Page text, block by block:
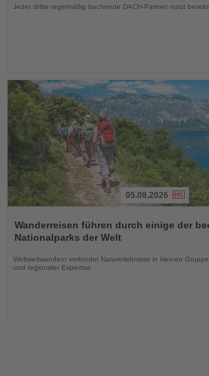
Jeder dritte regelmäßig buchende DACH-Partner nutzt
Sie
die
Nachrichten
05.08.2026
Wanderreisen führen durch einige der
Nationalparks der Welt
Weltweitwandern verbindet Naturerlebnisse in kleinen
und regionaler Expertise